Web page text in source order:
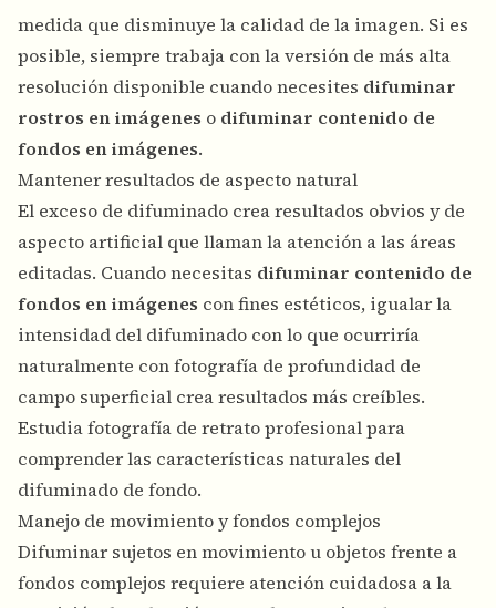
medida que disminuye la calidad de la imagen. Si es
posible, siempre trabaja con la versión de más alta
resolución disponible cuando necesites difuminar
rostros en imágenes o difuminar contenido de
fondos en imágenes.
Mantener resultados de aspecto natural
El exceso de difuminado crea resultados obvios y de
aspecto artificial que llaman la atención a las áreas
editadas. Cuando necesitas difuminar contenido de
fondos en imágenes con fines estéticos, igualar la
intensidad del difuminado con lo que ocurriría
naturalmente con fotografía de profundidad de
campo superficial crea resultados más creíbles.
Estudia fotografía de retrato profesional para
comprender las características naturales del
difuminado de fondo.
Manejo de movimiento y fondos complejos
Difuminar sujetos en movimiento u objetos frente a
fondos complejos requiere atención cuidadosa a la